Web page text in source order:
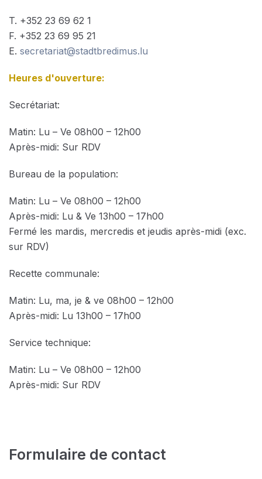
T. +352 23 69 62 1
F. +352 23 69 95 21
E. secretariat@stadtbredimus.lu
Heures d'ouverture:
Secrétariat:
Matin: Lu – Ve 08h00 – 12h00
Après-midi: Sur RDV
Bureau de la population:
Matin: Lu – Ve 08h00 – 12h00
Après-midi: Lu & Ve 13h00 – 17h00
Fermé les mardis, mercredis et jeudis après-midi (exc.
sur RDV)
Recette communale:
Matin: Lu, ma, je & ve 08h00 – 12h00
Après-midi: Lu 13h00 – 17h00
Service technique:
Matin: Lu – Ve 08h00 – 12h00
Après-midi: Sur RDV
Formulaire de contact